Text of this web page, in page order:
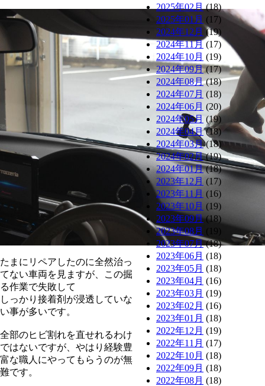
たまにリペアしたのに全然治っ
てない車両を見ますが、この掘
る作業で失敗して
しっかり接着剤が浸透していな
い事が多いです。
全部のヒビ割れを直せれるわけ
ではないですが、やはり経験豊
富な職人にやってもらうのが無
難です。
2025年02月(18)
2025年01月 (17)
2024年12月 (19)
2024年11月 (17)
2024年10月 (19)
2024年09月(17)
2024年08月(18)
2024年07月 (18)
2024年06月 (20)
2024年05月 (19)
2024年04月(18)
2024年03月(18)
2024年02月(19)
2024年01月(18)
2023年12月 (17)
2023年11月 (16)
2023年10月 (19)
2023年09月(18)
2023年08月 (19)
2023年07月(18)
2023年06月 (18)
2023年05月 (18)
2023年04月 (16)
2023年03月 (19)
2023年02月 (16)
2023年01月 (18)
2022年12月 (19)
2022年11月 (17)
2022年10月 (18)
2022年09月 (18)
2022年08月 (18)